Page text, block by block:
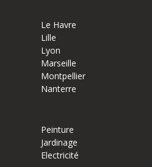
Le Havre
Lille
Lyon
Marseille
Montpellier
Nanterre
Peinture
Jardinage
Electricité